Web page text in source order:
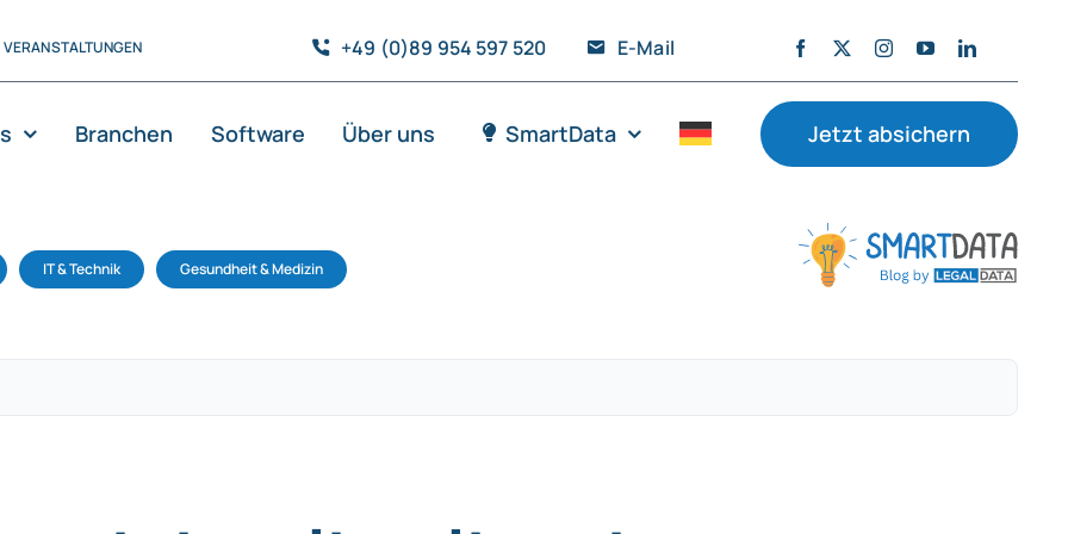
VERANSTALTUNGEN +49 (0)89 954 597 520 E-Mail
Branchen Software Über uns SmartData Jetzt absichern
IT & Technik Gesundheit & Medizin